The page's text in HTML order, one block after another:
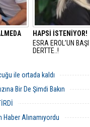
HAPSİ İSTENİYOR!
ESRA EROL’UN
DERTTE..!
ile ortada kaldı
Bir De Şimdi Bakın
Alınamıyordu